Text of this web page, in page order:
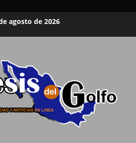
agosto de 2026